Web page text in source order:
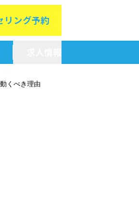
リング予約
新卒採用情報
くべき理由